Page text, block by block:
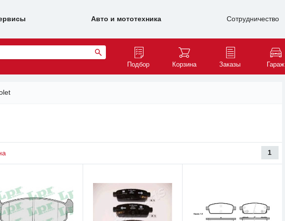
Авто и мототехника Сотрудничество
Подбор Корзина Заказы Гараж
1